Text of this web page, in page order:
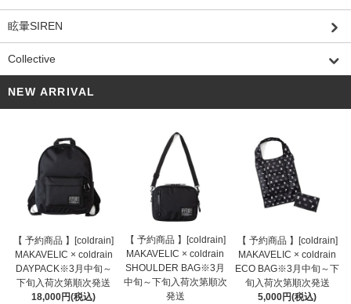
眩暈SIREN
Collective
NEW ARRIVAL
【 予約商品 】[coldrain]
MAKAVELIC × coldrain
DAYPACK※3月中旬～
下旬入荷次第順次発送
18,000円(税込)
【 予約商品 】[coldrain]
MAKAVELIC × coldrain
SHOULDER BAG※3月
中旬～下旬入荷次第順次
発送
【 予約商品 】[coldrain]
MAKAVELIC × coldrain
ECO BAG※3月中旬～下
旬入荷次第順次発送
5,000円(税込)